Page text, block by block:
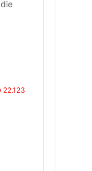
22.123